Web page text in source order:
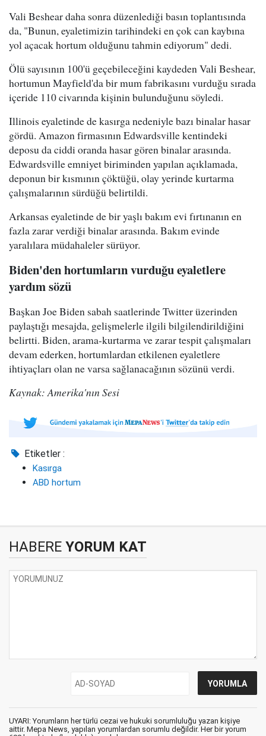
Vali Beshear daha sonra düzenlediği basın toplantısında
da, "Bunun, eyaletimizin tarihindeki en çok can kaybına
yol açacak hortum olduğunu tahmin ediyorum" dedi.
Ölü sayısının 100'ü geçebileceğini kaydeden Vali Beshear,
hortumun Mayfield'da bir mum fabrikasını vurduğu sırada
içeride 110 civarında kişinin bulunduğunu söyledi.
Illinois eyaletinde de kasırga nedeniyle bazı binalar hasar
gördü. Amazon firmasının Edwardsville kentindeki
deposu da ciddi oranda hasar gören binalar arasında.
Edwardsville emniyet biriminden yapılan açıklamada,
deponun bir kısmının çöktüğü, olay yerinde kurtarma
çalışmalarının sürdüğü belirtildi.
Arkansas eyaletinde de bir yaşlı bakım evi fırtınanın en
fazla zarar verdiği binalar arasında. Bakım evinde
yaralılara müdahaleler sürüyor.
Biden'den hortumların vurduğu eyaletlere
yardım sözü
Başkan Joe Biden sabah saatlerinde Twitter üzerinden
paylaştığı mesajda, gelişmelerle ilgili bilgilendirildiğini
belirtti. Biden, arama-kurtarma ve zarar tespit çalışmaları
devam ederken, hortumlardan etkilenen eyaletlere
ihtiyaçları olan ne varsa sağlanacağının sözünü verdi.
Kaynak: Amerika'nın Sesi
Etiketler :
Kasırga
ABD hortum
HABERE YORUM KAT
UYARI: Yorumların her türlü cezai ve hukuki sorumluluğu yazan kişiye
aittir. Mepa News, yapılan yorumlardan sorumlu değildir. Her bir yorum